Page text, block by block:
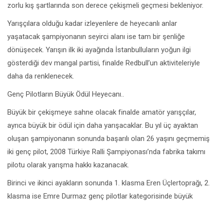
zorlu kış şartlarında son derece çekişmeli geçmesi bekleniyor.
Yarışçılara olduğu kadar izleyenlere de heyecanlı anlar
yaşatacak şampiyonanın seyirci alanı ise tam bir şenliğe
dönüşecek. Yarışın ilk iki ayağında İstanbulluların yoğun ilgi
gösterdiği dev mangal partisi, finalde Redbull’un aktiviteleriyle
daha da renklenecek.
Genç Pilotların Büyük Ödül Heyecanı..
Büyük bir çekişmeye sahne olacak finalde amatör yarışçılar,
ayrıca büyük bir ödül için daha yarışacaklar. Bu yıl üç ayaktan
oluşan şampiyonanın sonunda başarılı olan 26 yaşını geçmemiş
iki genç pilot, 2008 Türkiye Ralli Şampiyonası’nda fabrika takımı
pilotu olarak yarışma hakkı kazanacak.
Birinci ve ikinci ayakların sonunda 1. klasma Eren Üçlertoprağı, 2.
klasma ise Emre Durmaz genç pilotlar kategorisinde büyük